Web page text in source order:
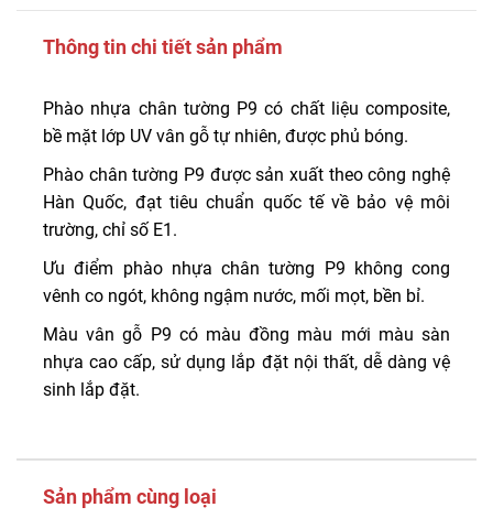
Thông tin chi tiết sản phẩm
Phào nhựa chân tường P9 có chất liệu composite,
bề mặt lớp UV vân gỗ tự nhiên, được phủ bóng.
Phào chân tường P9 được sản xuất theo công nghệ
Hàn Quốc, đạt tiêu chuẩn quốc tế về bảo vệ môi
trường, chỉ số E1.
Ưu điểm phào nhựa chân tường P9 không cong
vênh co ngót, không ngậm nước, mối mọt, bền bỉ.
Màu vân gỗ P9 có màu đồng màu mới màu sàn
nhựa cao cấp, sử dụng lắp đặt nội thất, dễ dàng vệ
sinh lắp đặt.
Sản phẩm cùng loại